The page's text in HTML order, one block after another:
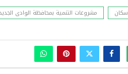
مشروعات التنمية بمحافظة الوادى